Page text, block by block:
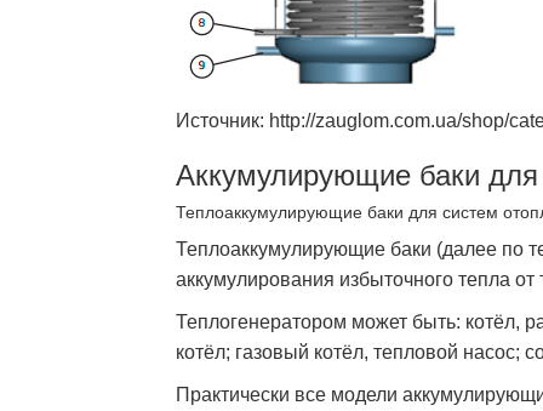
Источник: http://zauglom.com.ua/shop/
Аккумулирующие баки для
Теплоаккумулирующие баки для систем
Теплоаккумулирующие баки (далее по
аккумулирования избыточного тепла
Теплогенератором может быть: котёл,
котёл; газовый котёл, тепловой насос;
Практически все модели